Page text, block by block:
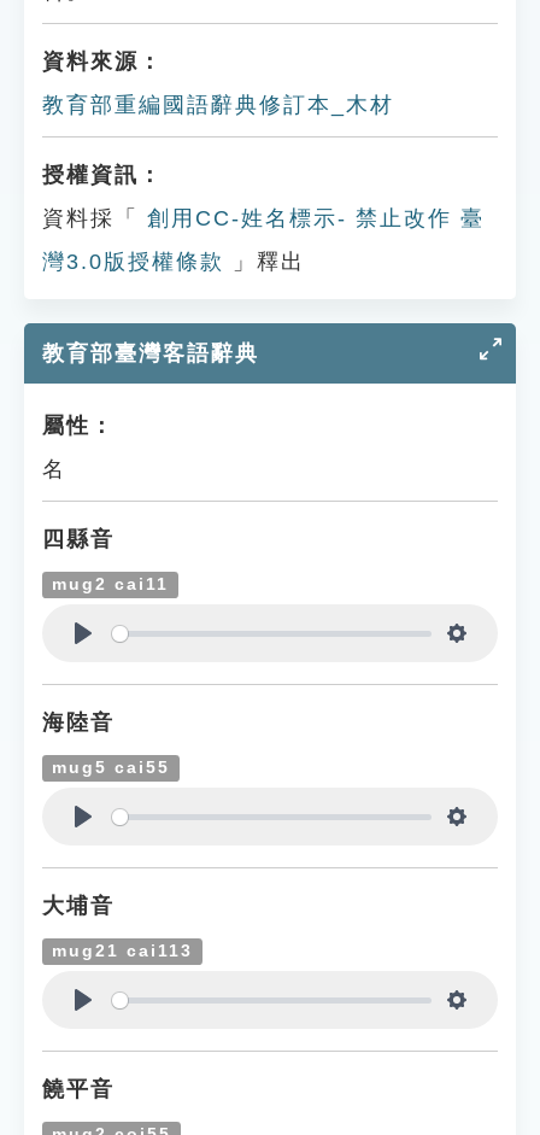
資料來源：
教育部重編國語辭典修訂本_木材
授權資訊：
資料採「
創用CC-姓名標示- 禁止改作 臺
灣3.0版授權條款
」釋出
教育部臺灣客語辭典
屬性：
名
四縣音
mug2 cai11
海陸音
mug5 cai55
大埔音
mug21 cai113
饒平音